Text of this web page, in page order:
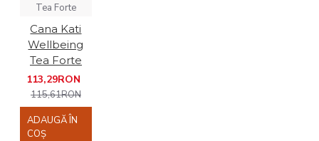
Tea Forte
Cana Kati
Wellbeing
Tea Forte
113,29RON
115,61RON
ADAUGĂ ÎN
COŞ